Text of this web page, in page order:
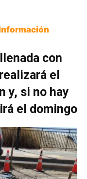
con
el
y, si no hay
el domingo